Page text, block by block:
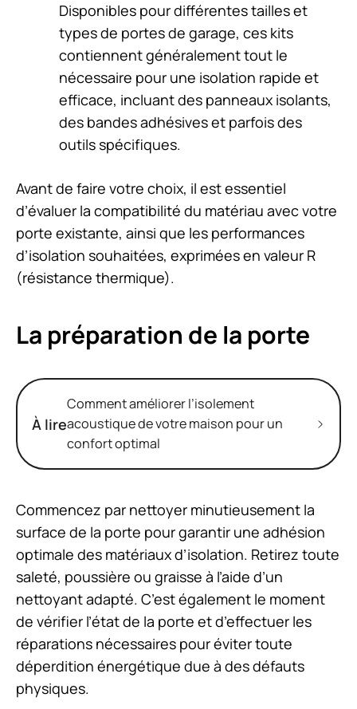
Disponibles pour différentes tailles et
types de portes de garage, ces kits
contiennent généralement tout le
nécessaire pour une isolation rapide et
efficace, incluant des panneaux isolants,
des bandes adhésives et parfois des
outils spécifiques.
Avant de faire votre choix, il est essentiel
d’évaluer la compatibilité du matériau avec votre
porte existante, ainsi que les performances
d’isolation souhaitées, exprimées en valeur R
(résistance thermique).
La préparation de la porte
À lire
Comment améliorer l’isolement
acoustique de votre maison pour un
confort optimal
Commencez par nettoyer minutieusement la
surface de la porte pour garantir une adhésion
optimale des matériaux d’isolation. Retirez toute
saleté, poussière ou graisse à l’aide d’un
nettoyant adapté. C’est également le moment
de vérifier l’état de la porte et d’effectuer les
réparations nécessaires pour éviter toute
déperdition énergétique due à des défauts
physiques.